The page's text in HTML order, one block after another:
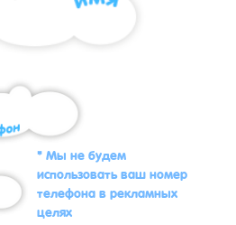
* Мы не будем
использовать ваш номер
телефона в рекламных
целях